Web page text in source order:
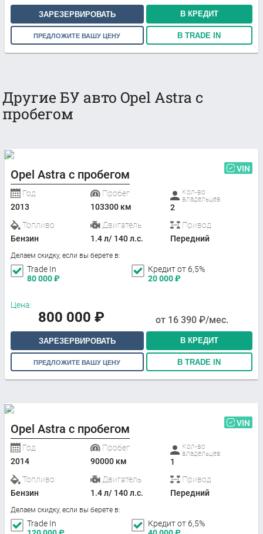
ЗАРЕЗЕРВИРОВАТЬ В КРЕДИТ
ПРЕДЛОЖИТЕ ВАШУ ЦЕНУ В TRADE IN
Другие БУ авто Opel Astra с
пробегом
Opel Astra с пробегом VIN
Год
2013
Пробег
103300 км
Кол-во
владельцев
2
Топливо
Бензин
Двигатель
1.4 л/ 140 л.с.
Привод
Передний
Делаем скидку, если вы берете в:
Trade In
80 000₽
Кредит от 6,5%
20 000₽
Цена:
800 000 ₽ от 16 390 ₽/мес.
ЗАРЕЗЕРВИРОВАТЬ В КРЕДИТ
ПРЕДЛОЖИТЕ ВАШУ ЦЕНУ В TRADE IN
Opel Astra с пробегом VIN
Год
2014
Пробег
90000 км
Кол-во
владельцев
1
Топливо
Бензин
Двигатель
1.4 л/ 140 л.с.
Привод
Передний
Делаем скидку, если вы берете в:
Trade In
Кредит от 6,5%